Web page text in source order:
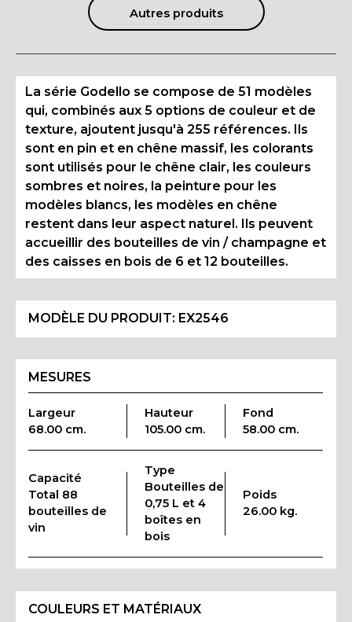
Autres produits
La série Godello se compose de 51 modèles
qui, combinés aux 5 options de couleur et de
texture, ajoutent jusqu'à 255 références. Ils
sont en pin et en chêne massif, les colorants
sont utilisés pour le chêne clair, les couleurs
sombres et noires, la peinture pour les
modèles blancs, les modèles en chêne
restent dans leur aspect naturel. Ils peuvent
accueillir des bouteilles de vin / champagne et
des caisses en bois de 6 et 12 bouteilles.
MODÈLE DU PRODUIT: EX2546
MESURES
Largeur
68.00 cm.
Hauteur
105.00 cm.
Fond
58.00 cm.
Capacité
Total 88
bouteilles de
vin
Type
Bouteilles de
0,75 L et 4
boîtes en
bois
Poids
26.00 kg.
COULEURS ET MATÉRIAUX